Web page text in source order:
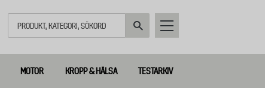
MOTOR KROPP & HÄLSA TESTARKIV